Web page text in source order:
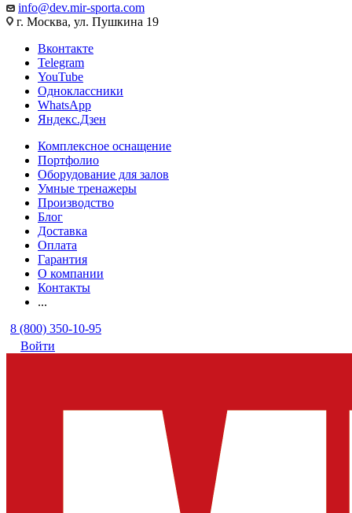
info@dev.mir-sporta.com
г. Москва, ул. Пушкина 19
Вконтакте
Telegram
YouTube
Одноклассники
WhatsApp
Яндекс.Дзен
Комплексное оснащение
Портфолио
Оборудование для залов
Умные тренажеры
Производство
Блог
Доставка
Оплата
Гарантия
О компании
Контакты
...
8 (800) 350-10-95
Войти